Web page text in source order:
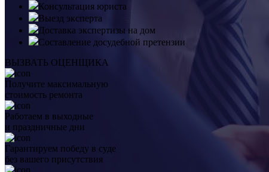
Консультация юриста
Выезд эксперта
Доставка экспертизы на дом
Составление досудебной претензии
ВЫЗВАТЬ ОЦЕНЩИКА
Получите максимальную
стоимость ремонта
Работаем в выходные
и праздничные дни
Гарантируем победу в суде
без вашего присутствия